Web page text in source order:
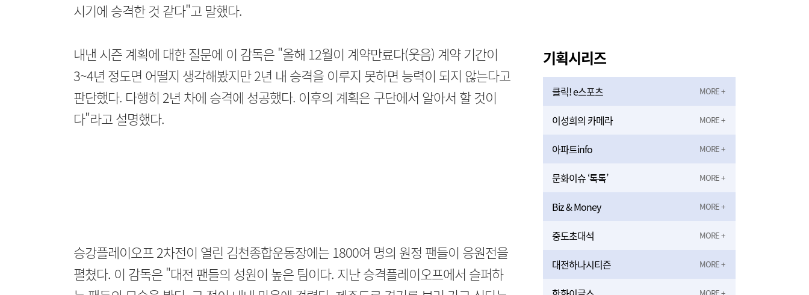
시기에 승격한 것 같다"고 말했다.
내낸 시즌 계획에 대한 질문에 이 감독은 "올해 12월이 계약만료다(웃음) 계약 기간이
3~4년 정도면 어떨지 생각해봤지만 2년 내 승격을 이루지 못하면 능력이 되지 않는다고
판단했다. 다행히 2년 차에 승격에 성공했다. 이후의 계획은 구단에서 알아서 할 것이
다"라고 설명했다.
승강플레이오프 2차전이 열린 김천종합운동장에는 1800여 명의 원정 팬들이 응원전을
펼쳤다. 이 감독은 "대전 팬들의 성원이 높은 팀이다. 지난 승격플레이오프에서 슬퍼하
기획시리즈
클릭! e스포츠
이성희의 카메라
아파트info
문화이슈 ‘톡톡’
Biz & Money
중도초대석
대전하나시티즌